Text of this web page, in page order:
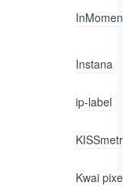
Instana
ip-label
Kwai